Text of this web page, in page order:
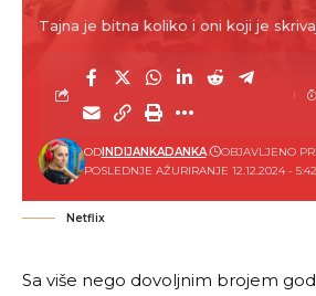
Tajna je bitna koliko i oni koji je
POSLEDNJE AŽURIRANJE 12.12.2024 - 5:42
ODINDIJANKADANKA OBJAVLJENO
Netflix
Sa više nego dovoljnim brojem